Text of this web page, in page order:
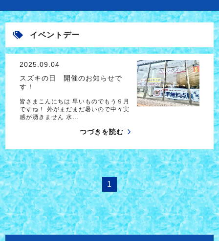
イベントデー
2025.09.04
スズキの日 開催のお知らせで
す！
皆さまこんにちは 早いものでもう９月
ですね！ 外がまだまだ暑いので中々実
感が湧きません 水…
つづきを読む
1